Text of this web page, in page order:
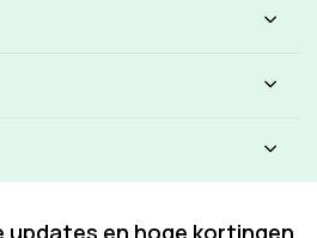
updates en hoge kortingen